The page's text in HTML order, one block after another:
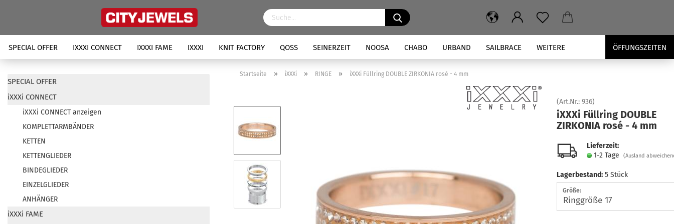
SPECIAL OFFER IXXXI CONNECT IXXXI FAME IXXXI KNIT FACTORY QOSS SEINERZEIT NOOSA CHABO URBAND SAILBRACE ÖFFUNGSZEITEN
WEITERE
Startseite » iXXXi » RINGE » iXXXi Füllring DOUBLE ZIRKONIA rosé - 4 mm
(Art.Nr.: 936)
iXXXi Füll­ring DOU­BLE
ZIR­KO­NIA rosé - 4 mm
Lieferzeit:
1-2 Tage
(Ausland
Lagerbestand: 5 Stück
Größe:
SPECIAL OFFER
iXXXi CONNECT
iXXXi CONNECT anzeigen
KOMPLETTARMBÄNDER
KETTEN
KETTENGLIEDER
BINDEGLIEDER
EINZELGLIEDER
ANHÄNGER
iXXXi FAME